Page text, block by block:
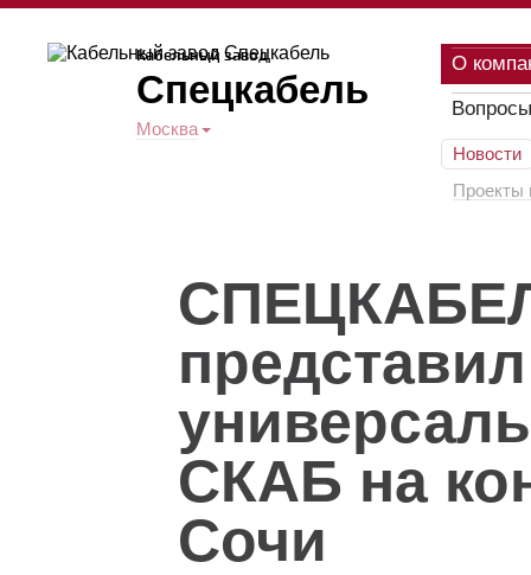
Кабельный завод
Спецкабель
Москва
О
Новости
Проекты
представил
СКАБ на
Сочи